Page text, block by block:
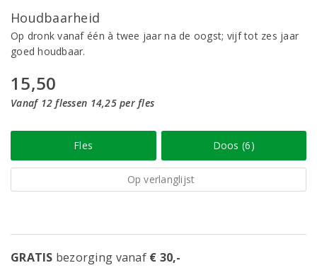
Houdbaarheid
Op dronk vanaf één à twee jaar na de oogst; vijf tot zes jaar
goed houdbaar.
15,50
Vanaf 12 flessen 14,25 per fles
Fles Doos (6)
Op verlanglijst
GRATIS bezorging vanaf € 30,-